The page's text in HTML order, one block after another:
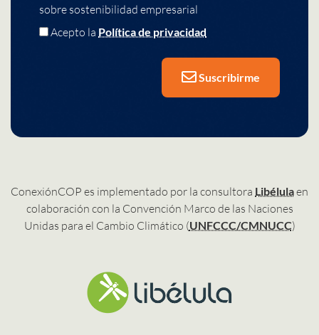
sobre sostenibilidad empresarial
Acepto la Política de privacidad
Suscribirme
ConexiónCOP es implementado por la consultora Libélulaen
colaboración con la Convención Marco de las Naciones
Unidas para el Cambio Climático (UNFCCC/CMNUCC)